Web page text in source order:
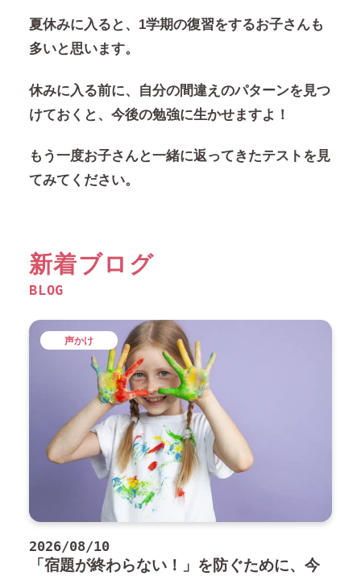
夏休みに入ると、1学期の復習をするお子さんも
多いと思います。
休みに入る前に、自分の間違えのパターンを見つ
けておくと、今後の勉強に生かせますよ！
もう一度お子さんと一緒に返ってきたテストを見
てみてください。
新着ブログ
BLOG
2026/08/10
「宿題が終わらない！」を防ぐために、今
声かけ